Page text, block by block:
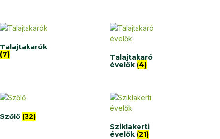
Talajtakarók
(7)
Talajtakaró
évelők (4)
Szőlő (32)
Sziklakerti
évelők (21)